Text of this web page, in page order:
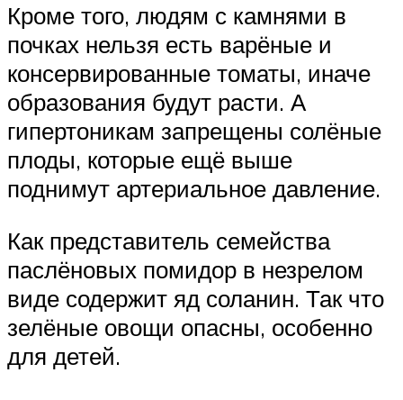
Кроме того, людям с камнями в
почках нельзя есть варёные и
консервированные томаты, иначе
образования будут расти. А
гипертоникам запрещены солёные
плоды, которые ещё выше
поднимут артериальное давление.
Как представитель семейства
паслёновых помидор в незрелом
виде содержит яд соланин. Так что
зелёные овощи опасны, особенно
для детей.